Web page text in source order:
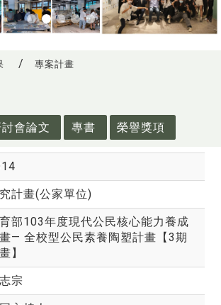
專案計畫
會論文 專書 榮譽獎項
計畫(公家單位)
部103年度現代公民核心能力養成
— 全校型公民素養陶塑計畫【3期
】
宗